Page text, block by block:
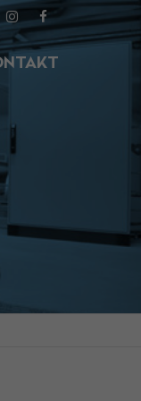
dolor.